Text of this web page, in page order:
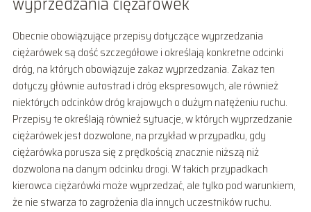
Obecnie obowiązujące przepisy dotyczące wyprzedzania
ciężarówek są dość szczegółowe i określają konkretne odcinki
dróg, na których obowiązuje zakaz wyprzedzania. Zakaz ten
dotyczy głównie autostrad i dróg ekspresowych, ale również
niektórych odcinków dróg krajowych o dużym natężeniu ruchu.
Przepisy te określają również sytuacje, w których wyprzedzanie
ciężarówek jest dozwolone, na przykład w przypadku, gdy
ciężarówka porusza się z prędkością znacznie niższą niż
dozwolona na danym odcinku drogi. W takich przypadkach
kierowca ciężarówki może wyprzedzać, ale tylko pod warunkiem,
że nie stwarza to zagrożenia dla innych uczestników ruchu.